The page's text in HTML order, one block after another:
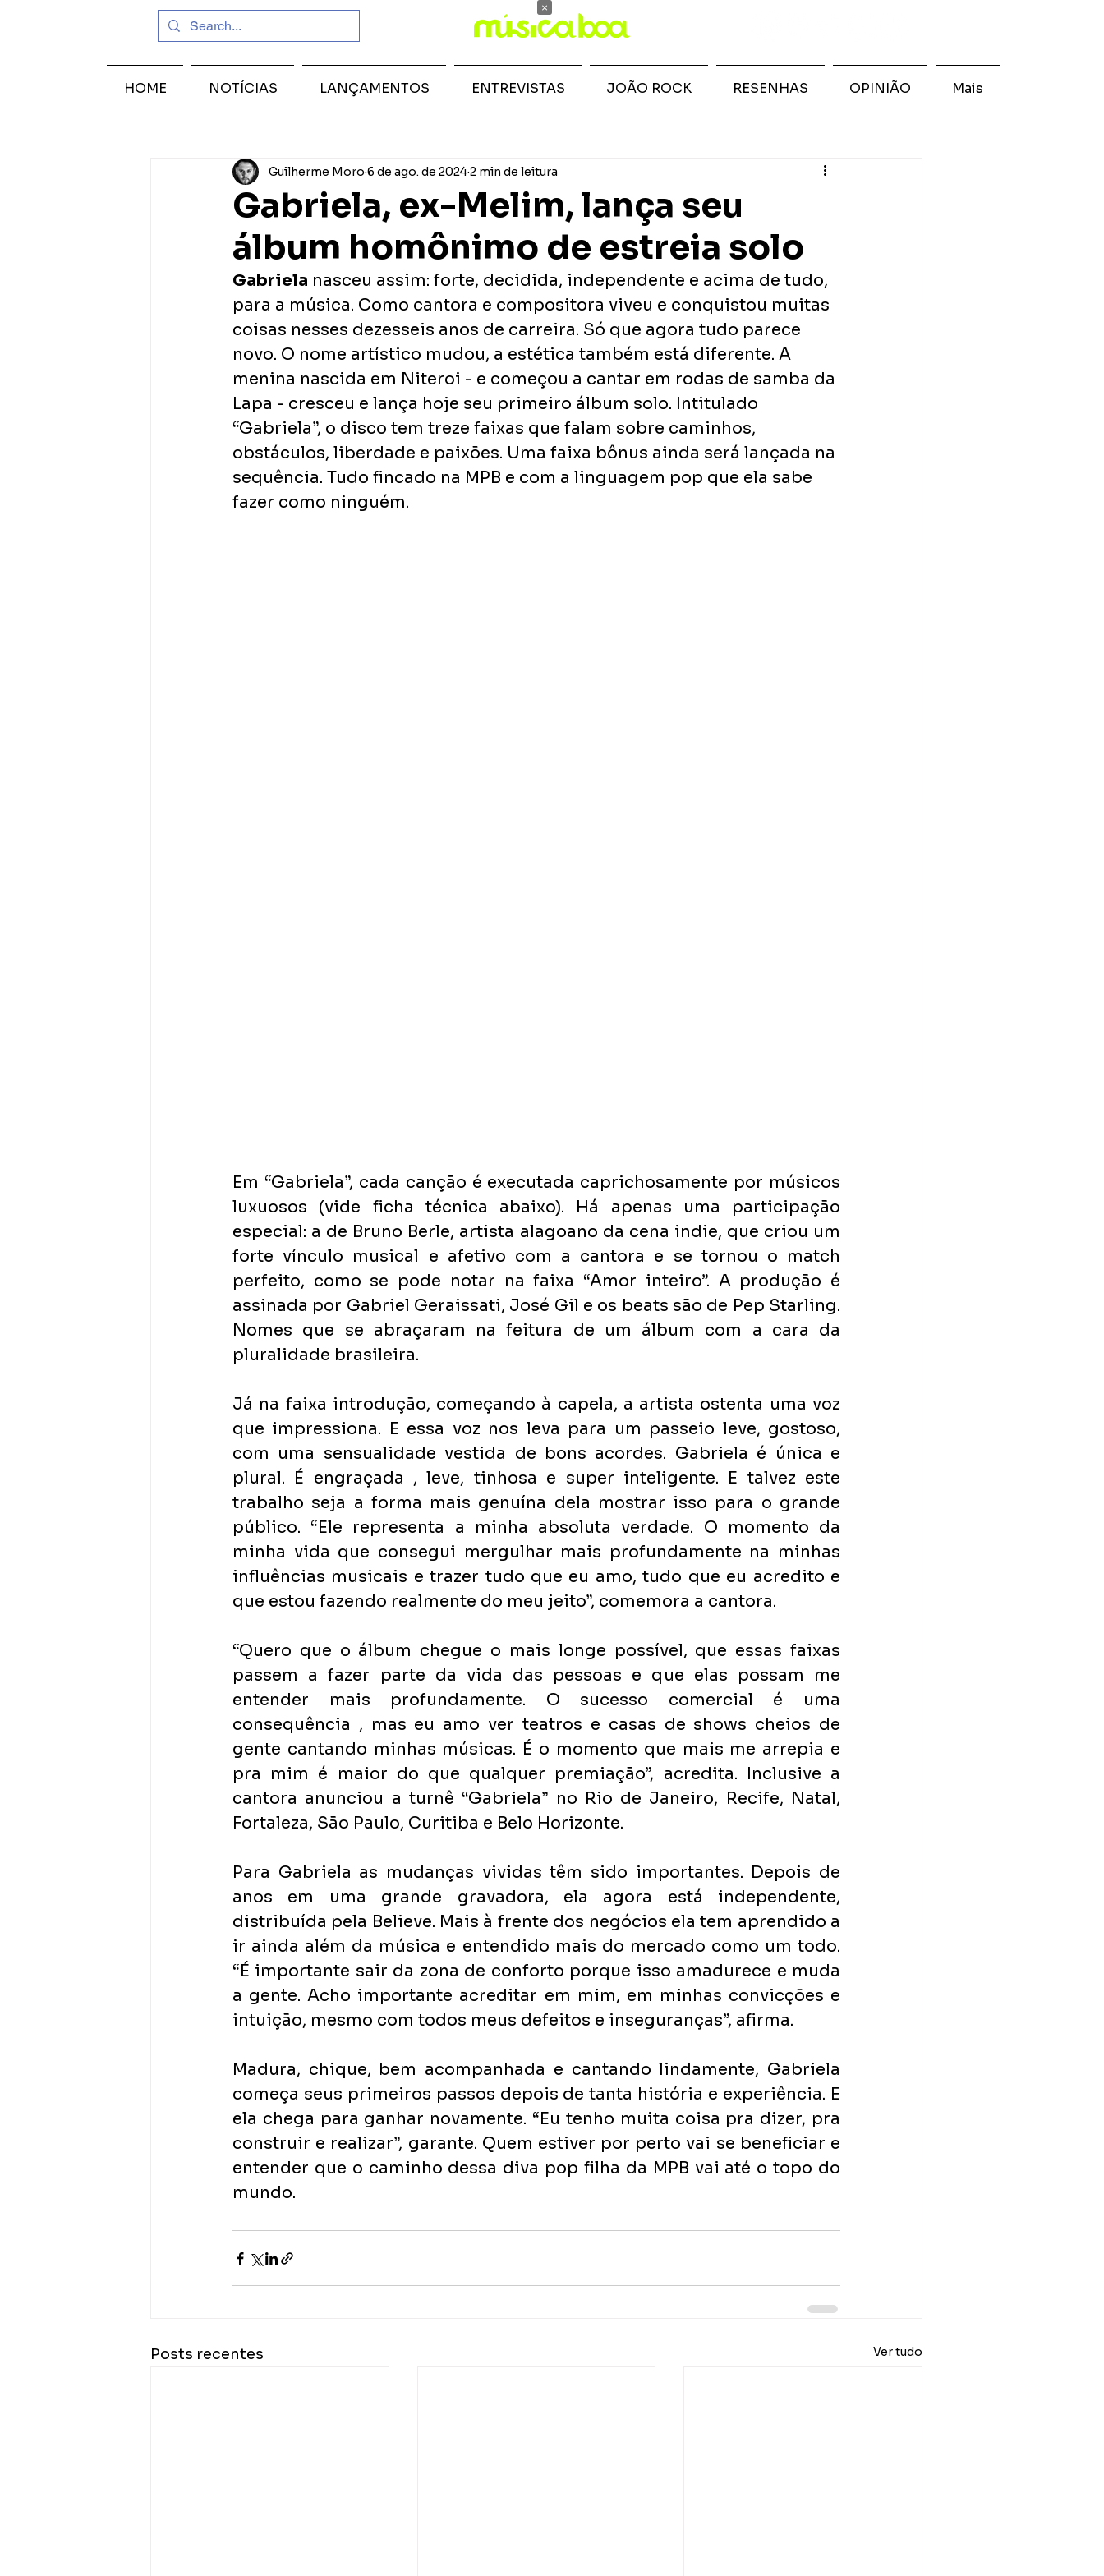
Gabriela, ex-Melim, lança seu
álbum homônimo de estreia solo
Guilherme Moro 6 de ago. de 20242 min de leitura
Gabriela nasceu assim: forte, decidida, independente e acima de tudo,
para a música. Como cantora e compositora viveu e conquistou muitas
coisas nesses dezesseis anos de carreira. Só que agora tudo parece
novo. O nome artístico mudou, a estética também está diferente. A
menina nascida em Niteroi - e começou a cantar em rodas de samba da
Lapa - cresceu e lança hoje seu primeiro álbum solo. Intitulado
“Gabriela”, o disco tem treze faixas que falam sobre caminhos,
obstáculos, liberdade e paixões. Uma faixa bônus ainda será lançada na
sequência. Tudo fincado na MPB e com a linguagem pop que ela sabe
fazer como ninguém.
Em “Gabriela”, cada canção é executada caprichosamente por músicos
luxuosos (vide ficha técnica abaixo). Há apenas uma participação
especial: a de Bruno Berle, artista alagoano da cena indie, que criou um
forte vínculo musical e afetivo com a cantora e se tornou o match
perfeito, como se pode notar na faixa “Amor inteiro”. A produção é
assinada por Gabriel Geraissati, José Gil e os beats são de Pep Starling.
Nomes que se abraçaram na feitura de um álbum com a cara da
pluralidade brasileira.
Já na faixa introdução, começando à capela, a artista ostenta uma voz
que impressiona. E essa voz nos leva para um passeio leve, gostoso,
com uma sensualidade vestida de bons acordes. Gabriela é única e
plural. É engraçada , leve, tinhosa e super inteligente. E talvez este
trabalho seja a forma mais genuína dela mostrar isso para o grande
público. “Ele representa a minha absoluta verdade. O momento da
minha vida que consegui mergulhar mais profundamente na minhas
influências musicais e trazer tudo que eu amo, tudo que eu acredito e
que estou fazendo realmente do meu jeito”, comemora a cantora.
“Quero que o álbum chegue o mais longe possível, que essas faixas
passem a fazer parte da vida das pessoas e que elas possam me
entender mais profundamente. O sucesso comercial é uma
consequência , mas eu amo ver teatros e casas de shows cheios de
gente cantando minhas músicas. É o momento que mais me arrepia e
pra mim é maior do que qualquer premiação”, acredita. Inclusive a
cantora anunciou a turnê “Gabriela” no Rio de Janeiro, Recife, Natal,
Fortaleza, São Paulo, Curitiba e Belo Horizonte.
Para Gabriela as mudanças vividas têm sido importantes. Depois de
anos em uma grande gravadora, ela agora está independente,
distribuída pela Believe. Mais à frente dos negócios ela tem aprendido a
ir ainda além da música e entendido mais do mercado como um todo.
“É importante sair da zona de conforto porque isso amadurece e muda
a gente. Acho importante acreditar em mim, em minhas convicções e
intuição, mesmo com todos meus defeitos e inseguranças”, afirma.
Madura, chique, bem acompanhada e cantando lindamente, Gabriela
começa seus primeiros passos depois de tanta história e experiência. E
ela chega para ganhar novamente. “Eu tenho muita coisa pra dizer, pra
construir e realizar”, garante. Quem estiver por perto vai se beneficiar e
entender que o caminho dessa diva pop filha da MPB vai até o topo do
mundo.
Posts recentes Ver tudo
HOME NOTÍCIAS LANÇAMENTOS ENTREVISTAS JOÃO ROCK RESENHAS OPINIÃO Mais
×